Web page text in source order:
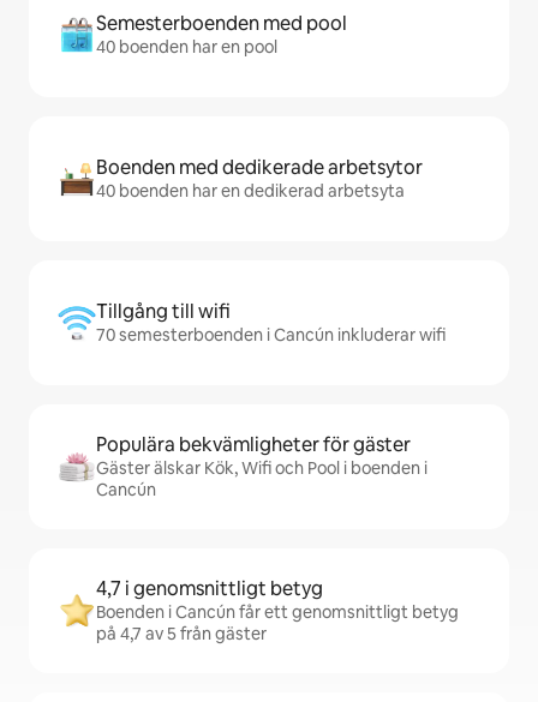
Semesterboenden med pool
40 boenden har en pool
Boenden med dedikerade arbetsytor
40 boenden har en dedikerad arbetsyta
Tillgång till wifi
70 semesterboenden i Cancún inkluderar wifi
Populära bekvämligheter för gäster
Gäster älskar Kök, Wifi och Pool i boenden i
Cancún
4,7 i genomsnittligt betyg
Boenden i Cancún får ett genomsnittligt betyg
på 4,7 av 5 från gäster